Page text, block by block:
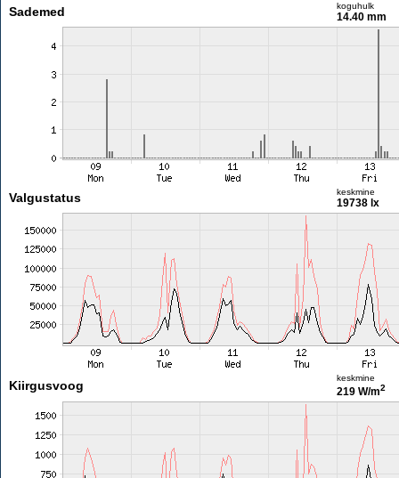
Sademed koguhulk
14.40 mm
Valgustatus keskmine
19738 lx
Kiirgusvoog
keskmine
219 W/m2